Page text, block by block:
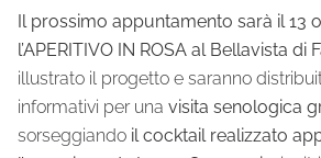
Il prossimo appuntamento sarà il 13
l’APERITIVO IN ROSA al Bellavista di
illustrato il progetto e saranno
informativi per una visita senologica
sorseggiando il cocktail realizzato